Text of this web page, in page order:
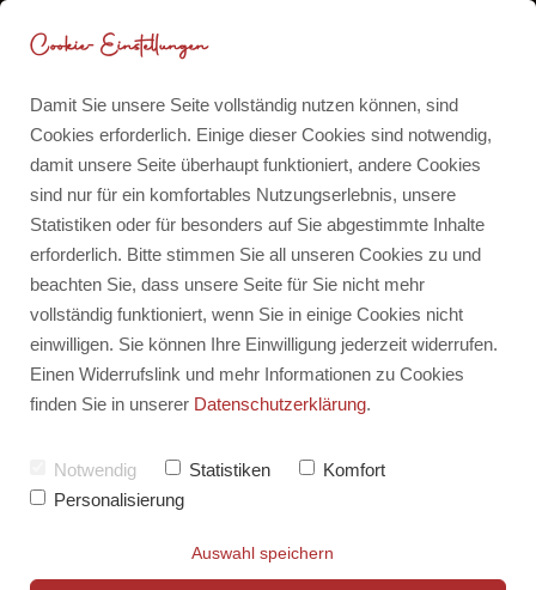
Blog
Für dich für 0 CHF
Meine Publikationen
Meine 5 besten Tipps für die
angehende Seherin
Weibliche Archetypen
von Barbara-Mira Jakob
4 Kommentare
Erstellt am:
Cookie-Einstellungen
Damit Sie unsere Seite vollständig nutzen können, sind
Cookies erforderlich. Einige dieser Cookies sind notwendig,
damit unsere Seite überhaupt funktioniert, andere Cookies
sind nur für ein komfortables Nutzungserlebnis, unsere
Statistiken oder für besonders auf Sie abgestimmte Inhalte
erforderlich. Bitte stimmen Sie all unseren Cookies zu und
beachten Sie, dass unsere Seite für Sie nicht mehr
vollständig funktioniert, wenn Sie in einige Cookies nicht
einwilligen. Sie können Ihre Einwilligung jederzeit widerrufen.
Einen Widerrufslink und mehr Informationen zu Cookies
finden Sie in unserer Datenschutzerklärung.
Notwendig Statistiken
Komfort
Personalisierung
Auswahl speichern